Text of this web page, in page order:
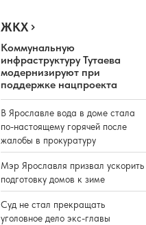
ЖКХ
Коммунальную
инфраструктуру Тутаева
модернизируют при
поддержке нацпроекта
В Ярославле вода в доме стала
по-настоящему горячей после
жалобы в прокуратуру
Мэр Ярославля призвал ускорить
подготовку домов к зиме
Суд не стал прекращать
уголовное дело экс-главы